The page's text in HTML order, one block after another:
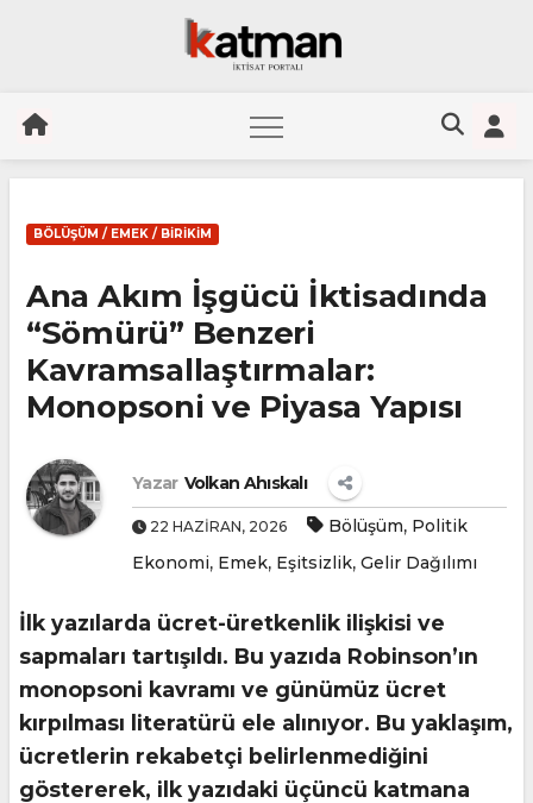
content
BÖLÜŞÜM / EMEK / BIRIKIM
Ana Akım İşgücü İktisadında
“Sömürü” Benzeri
Kavramsallaştırmalar:
Monopsoni ve Piyasa Yapısı
Yazar Volkan Ahıskalı
22 HAZIRAN, 2026 Bölüşüm, Politik
Ekonomi, Emek, Eşitsizlik, Gelir Dağılımı
İlk yazılarda ücret-üretkenlik ilişkisi ve
sapmaları tartışıldı. Bu yazıda Robinson’ın
monopsoni kavramı ve günümüz ücret
kırpılması literatürü ele alınıyor. Bu yaklaşım,
ücretlerin rekabetçi belirlenmediğini
göstererek, ilk yazıdaki üçüncü katmana